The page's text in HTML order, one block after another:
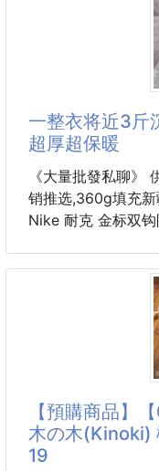
這瓶不只是「洗乾
而是從清潔開始，
一整衣将近3斤
超厚超保暖
《大量批發私聊》
销推选,360g填充
Nike 耐克 金标双
店主北方人亲自评
冬日的寒冷 整件衣服完全
不厚不暖你来骂我
百搭好穿 上身细腻
Color：黑色m～3xl
【預購商品】
木の木(Kinoki)
19